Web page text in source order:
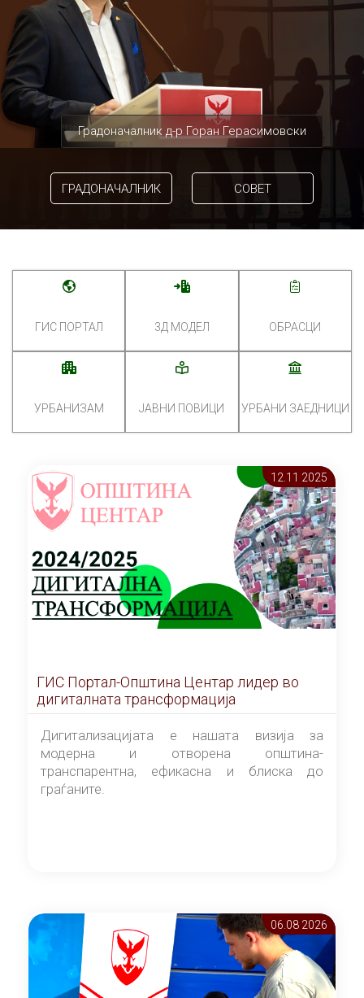
Градоначалник д-р Горан Герасимовски
ГРАДОНАЧАЛНИК СОВЕТ
ГИС ПОРТАЛ 3Д МОДЕЛ ОБРАСЦИ
УРБАНИЗАМ ЈАВНИ ПОВИЦИ УРБАНИ ЗАЕДНИЦИ
12.11 2025
ГИС Портал-Општина Центар лидер во
дигиталната трансформација
Дигитализацијата е нашата визија за
модерна и отворена општина-
транспарентна, ефикасна и блиска до
граѓаните.
06.08 2026